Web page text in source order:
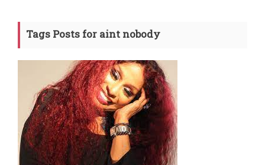
Tags Posts for aint nobody